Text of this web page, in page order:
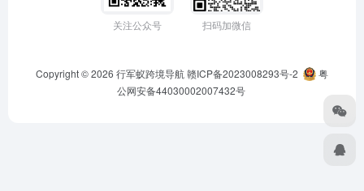
关注公众号 扫码加微信
Copyright © 2026 行军蚁跨境导航赣ICP备2023008293号-2
粤
公网安备44030002007432号